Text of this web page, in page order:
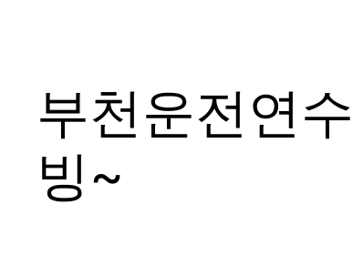
부천운전연
빙~